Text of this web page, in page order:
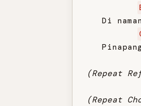
Di
(Repeat
(Repeat